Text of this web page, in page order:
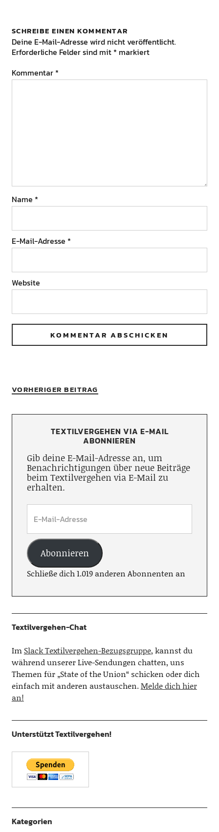
SCHREIBE EINEN KOMMENTAR
Deine E-Mail-Adresse wird nicht veröffentlicht.
Erforderliche Felder sind mit * markiert
Kommentar *
Name *
E-Mail-Adresse *
Website
VORHERIGER BEITRAG
TEXTILVERGEHEN VIA E-MAIL
ABONNIEREN
Gib deine E-Mail-Adresse an, um
Benachrichtigungen über neue Beiträge
beim Textilvergehen via E-Mail zu
erhalten.
Abonnieren
Schließe dich 1.019 anderen Abonnenten an
Textilvergehen-Chat
Im Slack Textilvergehen-Bezugsgruppe, kannst du
während unserer Live-Sendungen chatten, uns
Themen für „State of the Union“ schicken oder dich
einfach mit anderen austauschen.Melde dich hier
an!
Unterstützt Textilvergehen!
Kategorien